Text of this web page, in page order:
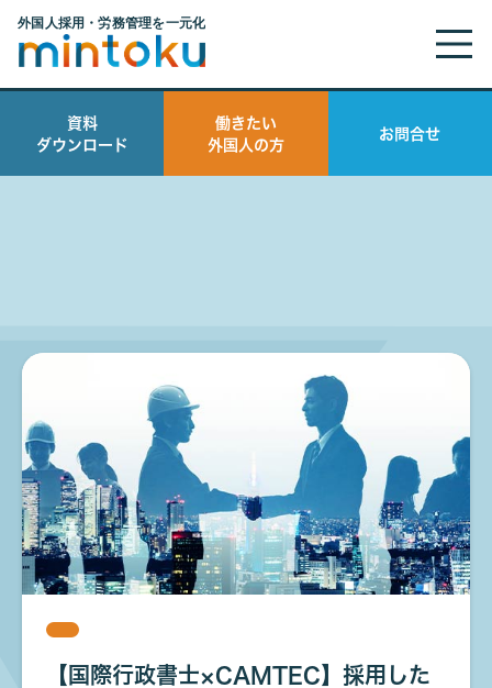
資料
ダウンロード
働きたい
外国人の方
お問合せ
【国際行政書士×CAMTEC】採用した